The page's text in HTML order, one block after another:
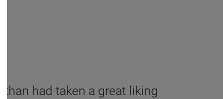
had taken a great liking